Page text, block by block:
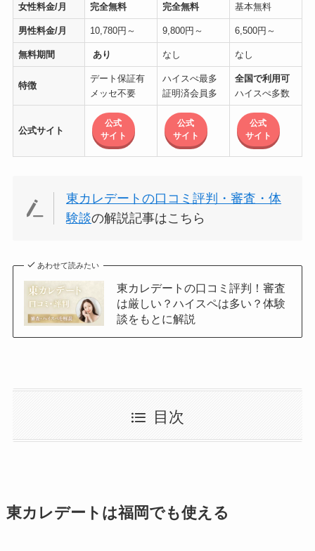
女性料金/月 完全無料 完全無料 基本無料
男性料金/月 10,780円～ 9,800円～ 6,500円～
無料期間 あり なし なし
特徴
デート保証有
メッセ不要
ハイスぺ最多
証明済会員多
全国で利用可
ハイスぺ多数
公式サイト
公式
サイト
公式
サイト
公式
サイト
東カレデートの口コミ評判・審査・体
験談の解説記事はこちら
あわせて読みたい
東カレデートの口コミ評判！審査
は厳しい？ハイスペは多い？体験
談をもとに解説
目次
東カレデートは福岡でも使える